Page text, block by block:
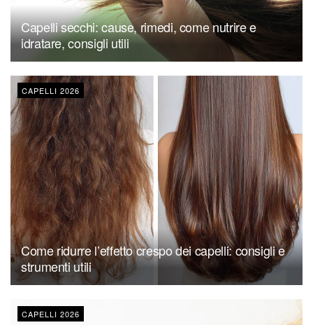
Capelli secchi: cause, rimedi, come nutrire e
idratare, consigli utili
CAPELLI 2026
Come ridurre l’effetto crespo dei capelli: consigli e
strumenti utili
CAPELLI 2026